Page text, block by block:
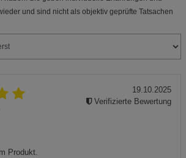
und sind nicht als objektiv geprüfte Tatsachen
Produkt.
19.10.2025
Verifizierte Bewertung